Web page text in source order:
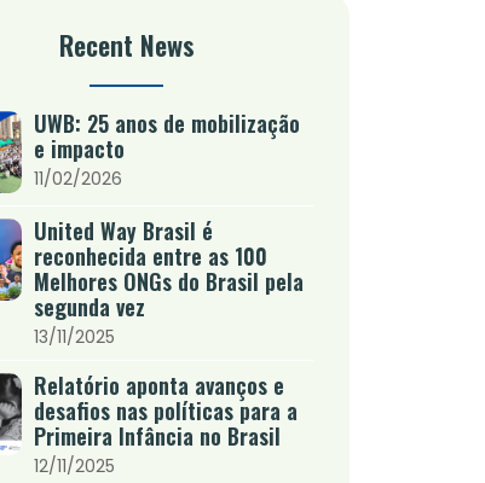
Recent News
UWB: 25 anos de mobilização
e impacto
11/02/2026
United Way Brasil é
reconhecida entre as 100
Melhores ONGs do Brasil pela
segunda vez
13/11/2025
Relatório aponta avanços e
desafios nas políticas para a
Primeira Infância no Brasil
12/11/2025